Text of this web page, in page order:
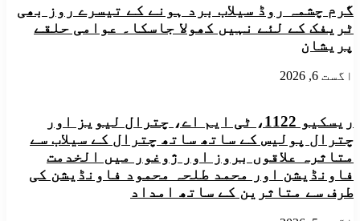
اورشوکت
جان
جنرل
سیکرٹری
منتخب
:
امیرجان
حقانی
گرم چشمہ روڈ سیلاب برد ہونے کے تیسرے روز بھی
ٹریفک کے لئے نہیں کھولا جاسکا۔ عوامی حلقے
پریشان
اگست 6, 2026
ریسکیو 1122، ٹی ایم اے، چترال لیویز اور
چترال پولیس کے ساتھ ساتھ چترال کے سیلاب سے
متاثرہ علاقوں بروز اور ژوغور میں الخدمت
فاونڈیشن اور محمد طلحہ محمود فاونڈیشن کی
طرف سے متاثرین کے ساتھ امداد